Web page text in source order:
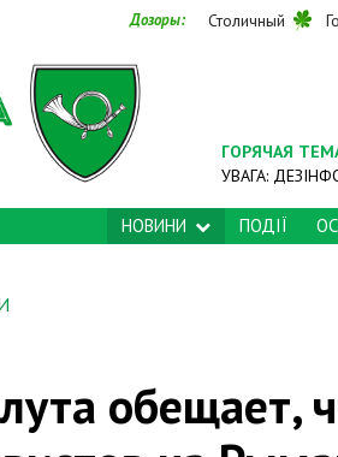
Дозоры: Столичный
ГОРЯЧАЯ
УВАГА:
НОВИНИ ПОДІЇ
обещает,